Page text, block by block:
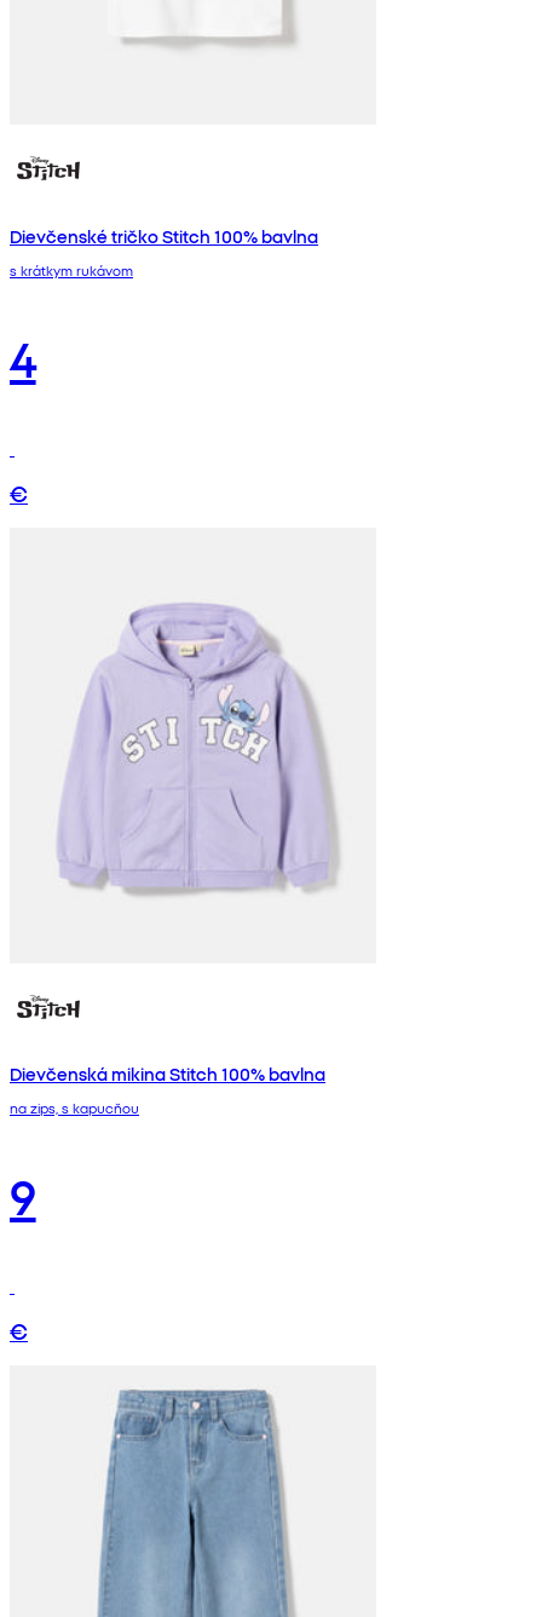
Dievčenské tričko Stitch 100% bavlna
s krátkym rukávom
4
€
Dievčenská mikina Stitch 100% bavlna
na zips, s kapucňou
9
€